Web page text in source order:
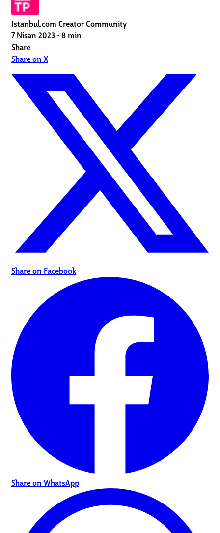
Istanbul.com Creator Community
7 Nisan 2023 • 8 min
Share
Share on X
Share on Facebook
Share on WhatsApp